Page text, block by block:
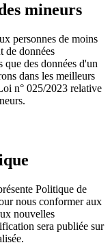
mineurs
personnes de moins
de données
des données d'un
dans les meilleurs
n° 025/2023 relative
Politique de
nous conformer aux
nouvelles
sera publiée sur